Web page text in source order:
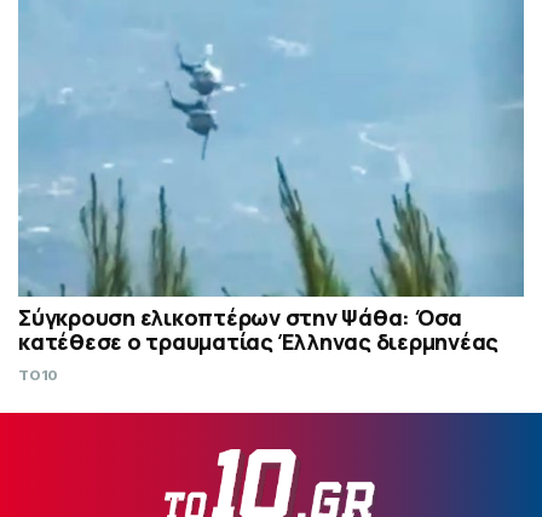
Σύγκρουση ελικοπτέρων στην Ψάθα: Όσα
κατέθεσε ο τραυματίας Έλληνας διερμηνέας
TO10